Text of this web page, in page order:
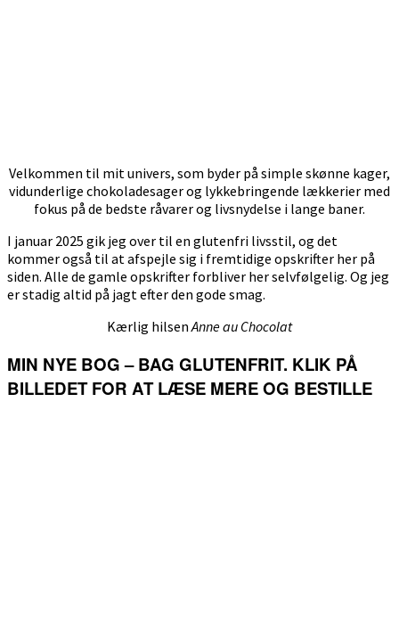
Velkommen til mit univers, som byder på simple skønne kager,
vidunderlige chokoladesager og lykkebringende lækkerier med
fokus på de bedste råvarer og livsnydelse i lange baner.
I januar 2025 gik jeg over til en glutenfri livsstil, og det
kommer også til at afspejle sig i fremtidige opskrifter her på
siden. Alle de gamle opskrifter forbliver her selvfølgelig. Og jeg
er stadig altid på jagt efter den gode smag.
Kærlig hilsenAnne au Chocolat
MIN NYE BOG – BAG GLUTENFRIT. KLIK PÅ
BILLEDET FOR AT LÆSE MERE OG BESTILLE